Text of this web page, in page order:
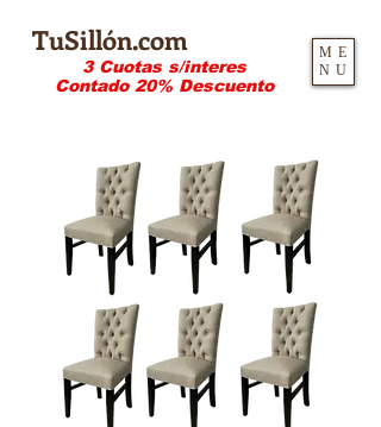
TuSillón.com
3 Cuotas s/interes
Contado 20% Descuento
ME
NU